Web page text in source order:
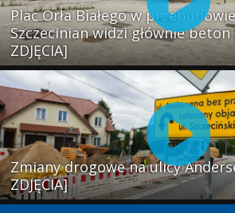
Plac Orła Białego w
Szczecinian widzi głównie beton
ZDJĘCIA]
Zmiany drogowe na ulicy
ZDJĘCIA]